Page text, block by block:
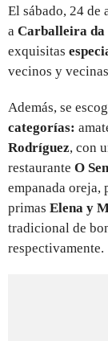
El sábado, 24 de
a Carballeira da
exquisitas
vecinos y
Además, se
categorías:
Rodríguez, con
restaurante O
empanada oreja,
primas Elena y
tradicional de
respectivamente.